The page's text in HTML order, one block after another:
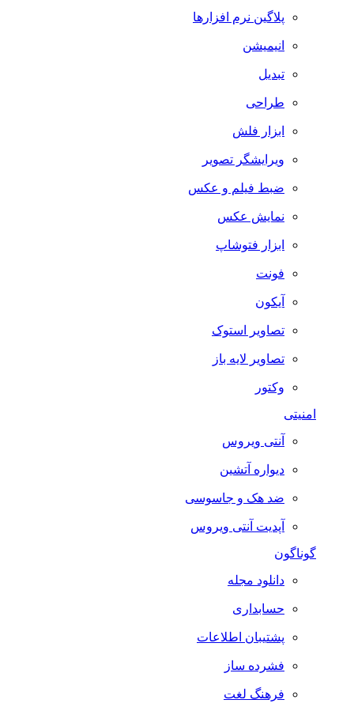
پلاگین نرم افزارها
انیمیشن
تبدیل
طراحی
ابزار فلش
ویرایشگر تصویر
ضبط فيلم و عكس
نمایش عکس
ابزار فتوشاپ
فونت
آیکون
تصاویر استوک
تصاویر لایه باز
وکتور
امنیتی
آنتی ویروس
دیواره آتشین
ضد هک و جاسوسی
آپدیت آنتی ویروس
گوناگون
دانلود مجله
حسابداری
پشتیبان اطلاعات
فشرده ساز
فرهنگ لغت